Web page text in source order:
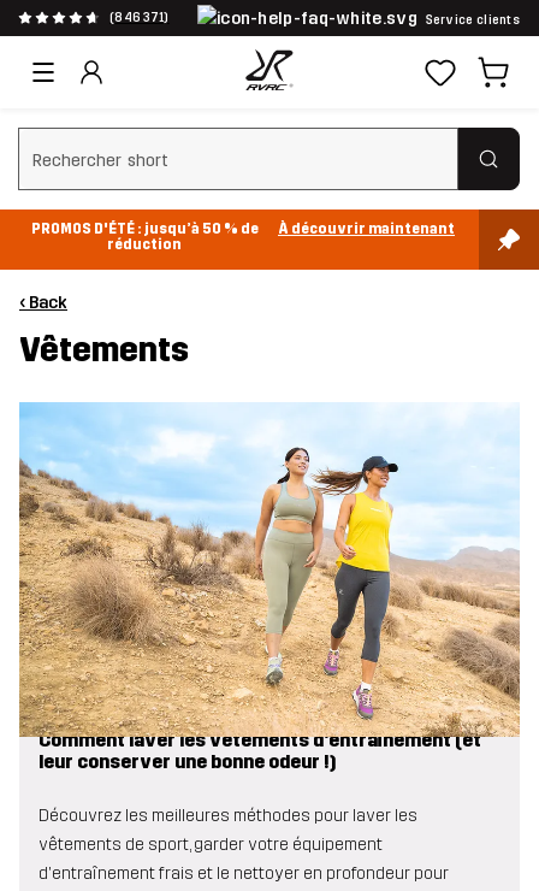
(846 371) Service clients
Effacer la recherche
PROMOS D'ÉTÉ : jusqu’à 50 % de
réduction
À découvrir maintenant
‹ Back
Vêtements
Comment laver les vêtements d'entraînement (et
leur conserver une bonne odeur !)
Découvrez les meilleures méthodes pour laver les
vêtements de sport, garder votre équipement
d'entraînement frais et le nettoyer en profondeur pour